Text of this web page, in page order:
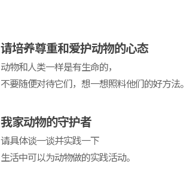
请培养尊重和爱护动物的心态
动物和人类一样是有生命的，
不要随便对待它们，想一想照料他们的好方法。
我家动物的守护者
请具体谈一谈并实践一下
生活中可以为动物做的实践活动。